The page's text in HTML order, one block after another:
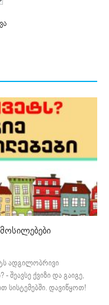
ადგილობრივი
ქვიზი და გაიგე,
სისტემებში. დავიწყოთ!